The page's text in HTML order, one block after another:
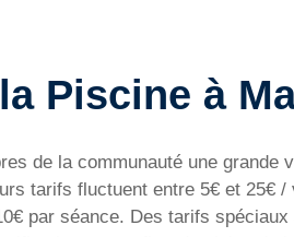
Piscine à
de la communauté une
tarifs fluctuent entre 5€ et
par séance. Des tarifs